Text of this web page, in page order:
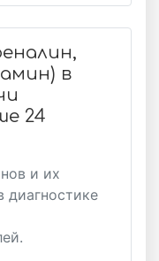
в
24
и их
диагностике